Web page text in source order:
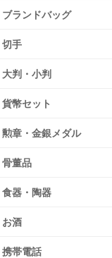
ブランドバッグ
切手
大判・小判
貨幣セット
勲章・金銀メダル
骨董品
食器・陶器
お酒
携帯電話